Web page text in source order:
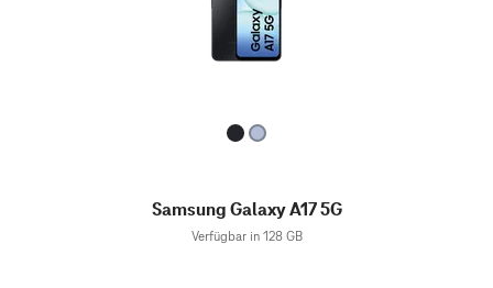
Samsung Galaxy A17 5G
Verfügbar in 128 GB